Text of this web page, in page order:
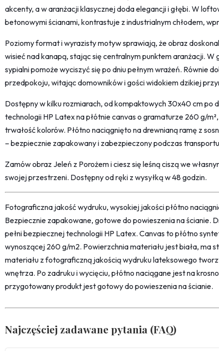
akcenty, a w aranżacji klasycznej doda elegancji i głębi. W
betonowymi ścianami, kontrastuje z industrialnym chłodem,
Poziomy format i wyrazisty motyw sprawiają, że obraz
wisieć nad kanapą, stając się centralnym punktem aranżacji. W
sypialni pomoże wyciszyć się po dniu pełnym wrażeń. Równie
przedpokoju, witając domowników i gości widokiem dzikiej
Dostępny w kilku rozmiarach, od kompaktowych 30x40 cm po
technologii HP Latex na płótnie canvas o gramaturze 260 g/
trwałość kolorów. Płótno naciągnięto na drewnianą ramę z
– bezpiecznie zapakowany i zabezpieczony podczas
Zamów obraz Jeleń z Porożem i ciesz się leśną ciszą we
swojej przestrzeni. Dostępny od ręki z wysyłką w 48 godzin.
Fotograficzna jakość wydruku, wysokiej jakości płótno
Bezpiecznie zapakowane, gotowe do powieszenia na ścianie.
pełni bezpiecznej technologii HP Latex. Canvas to płótno
wynoszącej 260 g/m2. Powierzchnia materiału jest biała, ma
materiału z fotograficzną jakością wydruku lateksowego
wnętrza. Po zadruku i wycięciu, płótno naciągane jest na
przygotowany produkt jest gotowy do powieszenia na ścianie.
Najczęściej zadawane pytania (FAQ)